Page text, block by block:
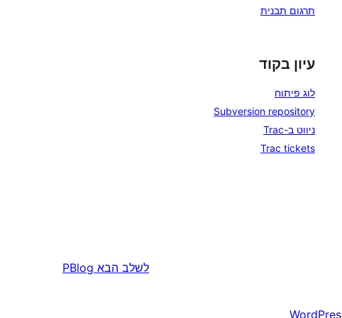
תרגום תבנית
עיון בקוד
לוג פיתוח
Subversion repository
ניווט ב-Trac
Trac tickets
לשלב הבא PBlog